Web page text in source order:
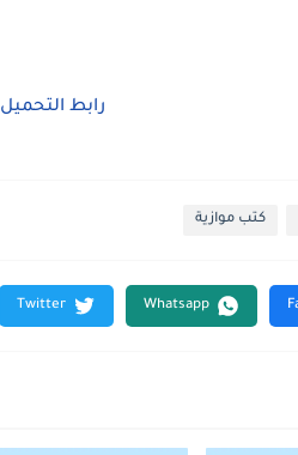
رابط التحميل
كتب موازية